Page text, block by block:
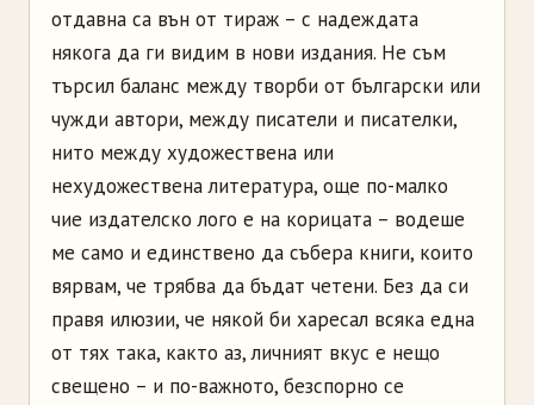
отдавна са вън от тираж – с надеждата
някога да ги видим в нови издания. Не съм
търсил баланс между творби от български или
чужди автори, между писатели и писателки,
нито между художествена или
нехудожествена литература, още по-малко
чие издателско лого е на корицата – водеше
ме само и единствено да събера книги, които
вярвам, че трябва да бъдат четени. Без да си
правя илюзии, че някой би харесал всяка една
от тях така, както аз, личният вкус е нещо
свещено – и по-важното, безспорно се